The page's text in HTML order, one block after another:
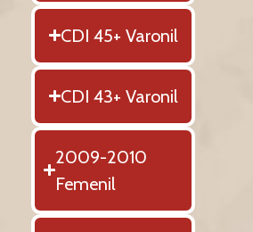
CDI 45+ Varonil
CDI 43+ Varonil
2009-2010
Femenil